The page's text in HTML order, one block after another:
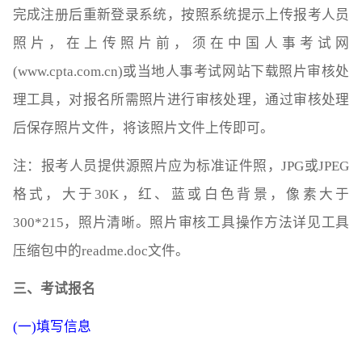
完成注册后重新登录系统，按照系统提示上传报考人员
照片，在上传照片前，须在中国人事考试网
(www.cpta.com.cn)或当地人事考试网站下载照片审核处
理工具，对报名所需照片进行审核处理，通过审核处理
后保存照片文件，将该照片文件上传即可。
注：报考人员提供源照片应为标准证件照，JPG或JPEG
格式，大于30K，红、蓝或白色背景，像素大于
300*215，照片清晰。照片审核工具操作方法详见工具
压缩包中的readme.doc文件。
三、考试报名
(一)填写信息